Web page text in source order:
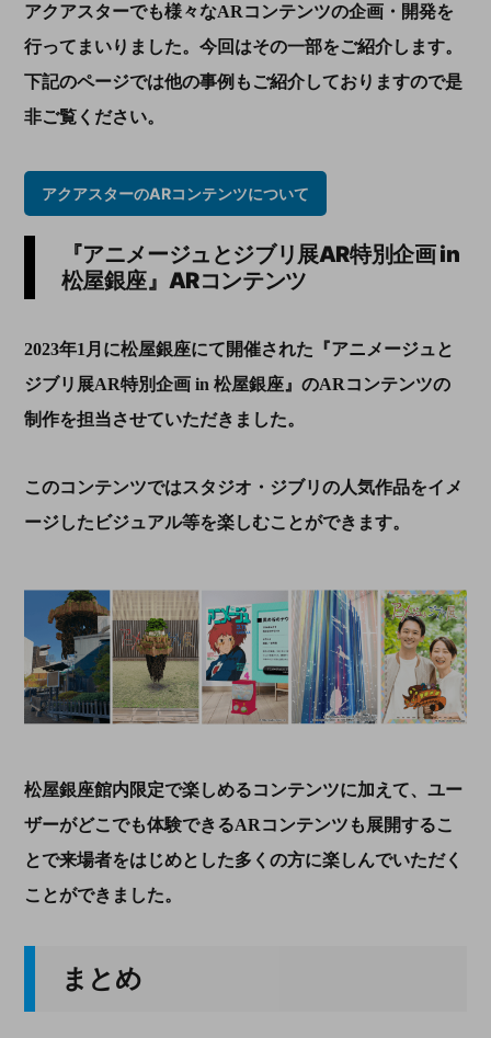
アクアスターでも様々なARコンテンツの企画・開発を
行ってまいりました。今回はその一部をご紹介します。
下記のページでは他の事例もご紹介しておりますので是
非ご覧ください。
アクアスターのARコンテンツについて
『アニメージュとジブリ展AR特別企画in
松屋銀座』 ARコンテンツ
2023年1 月に松屋銀座にて開催された『アニメージュと
ジブリ展AR特別企画in 松屋銀座』のARコンテンツの
制作を担当させていただきました。
このコンテンツではスタジオ・ジブリの人気作品をイメ
ージしたビジュアル等を楽しむことができます。
松屋銀座館内限定で楽しめるコンテンツに加えて、ユー
ザーがどこでも体験できるARコンテンツも展開するこ
とで来場者をはじめとした多くの方に楽しんでいただく
ことができました。
まとめ